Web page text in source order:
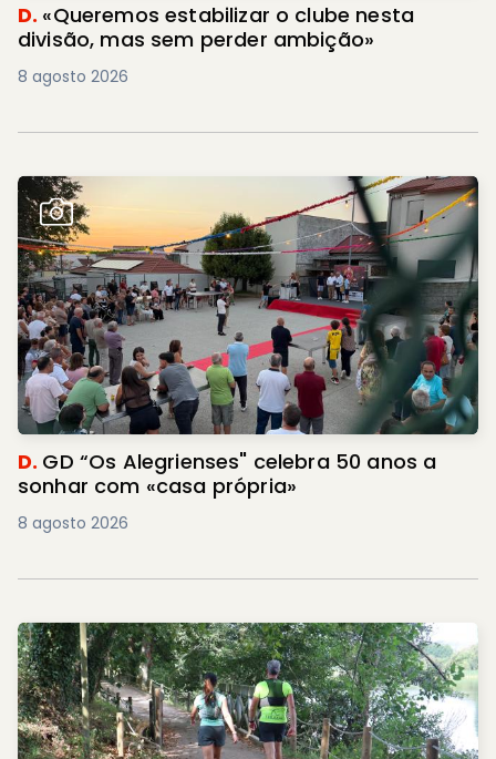
D. «Queremos estabilizar o clube nesta
divisão, mas sem perder ambição»
8 agosto 2026
D. GD “Os Alegrienses" celebra 50 anos a
sonhar com «casa própria»
8 agosto 2026